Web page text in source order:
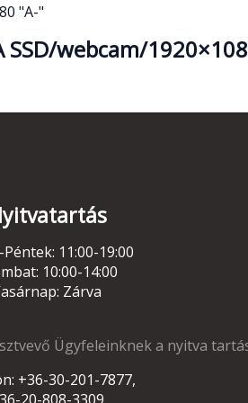
webcam/
11:00-19:00
10:00-14:00
Zárva
Ügyfeleinknek a nyitva
+36-30-201-7877,